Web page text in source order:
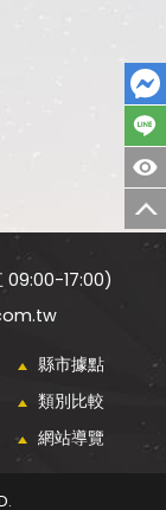
09:00-17:00)
縣市據點
類別比較
網站導覽